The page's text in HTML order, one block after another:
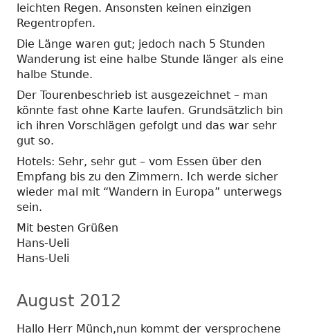
leichten Regen. Ansonsten keinen einzigen
Regentropfen.
Die Länge waren gut; jedoch nach 5 Stunden
Wanderung ist eine halbe Stunde länger als eine
halbe Stunde.
Der Tourenbeschrieb ist ausgezeichnet – man
könnte fast ohne Karte laufen. Grundsätzlich bin
ich ihren Vorschlägen gefolgt und das war sehr
gut so.
Hotels: Sehr, sehr gut – vom Essen über den
Empfang bis zu den Zimmern. Ich werde sicher
wieder mal mit “Wandern in Europa” unterwegs
sein.
Mit besten Grüßen
Hans-Ueli
Hans-Ueli
August 2012
Hallo Herr Münch,nun kommt der versprochene